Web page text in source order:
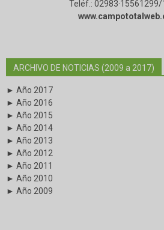
Teléf.:
ARCHIVO DE NOTICIAS (2009 a 2017)
► Año 2017
► Año 2016
► Año 2015
► Año 2014
► Año 2013
► Año 2012
► Año 2011
► Año 2010
► Año 2009